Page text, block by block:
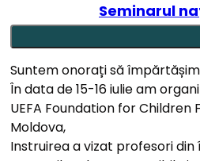
Seminarul
Suntem onorați să
În data de 15-16 iulie am
UEFA Foundation for
Moldova,
Instruirea a vizat profesori